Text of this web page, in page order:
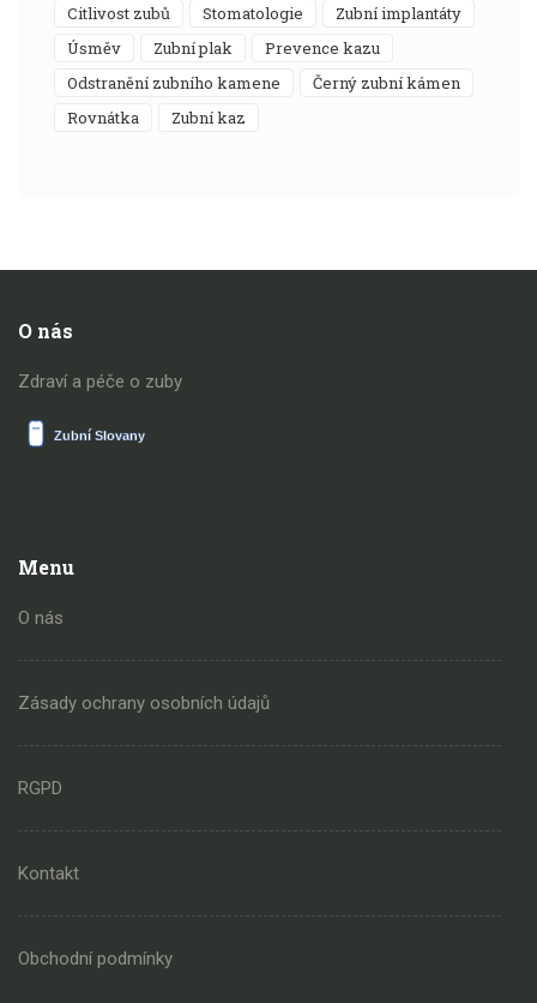
citlivost zubů
stomatologie
zubní implantáty
úsměv
zubní plak
prevence kazu
odstranění zubního kamene
černý zubní kámen
rovnátka
zubní kaz
O nás
Zdraví a péče o zuby
Menu
O nás
Zásady ochrany osobních údajů
RGPD
Kontakt
Obchodní podmínky